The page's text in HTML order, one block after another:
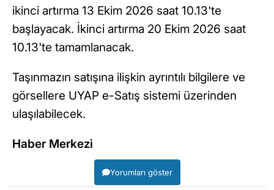
ikinci artırma 13 Ekim 2026 saat 10.13'te
başlayacak. İkinci artırma 20 Ekim 2026 saat
10.13'te tamamlanacak.
Taşınmazın satışına ilişkin ayrıntılı bilgilere ve
görsellere UYAP e-Satış sistemi üzerinden
ulaşılabilecek.
Haber Merkezi
Yorumları göster